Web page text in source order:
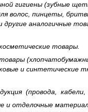
гигиены (зубные
волос, пинцеты,
аналогичные
товары.
и синтетические
(провода,
и отделочные